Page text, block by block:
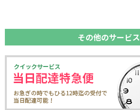
その他のサービス